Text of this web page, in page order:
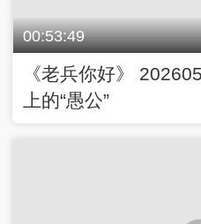
00:53:49
《老兵你好》
上的“愚公”